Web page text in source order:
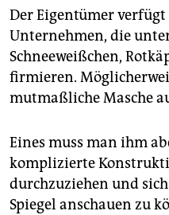
Der Eigentümer
Unternehmen, die
Schneeweißchen,
firmieren.
mutmaßliche Masche
Eines muss man ihm
komplizierte
durchzuziehen und
Spiegel anschauen zu